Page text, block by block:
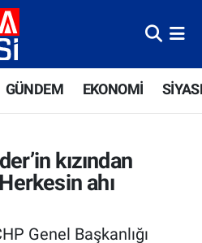
GÜNDEM EKONOMİ
kızından
ahı
Genel Başkanlığı
Haritası
ve Fikstür